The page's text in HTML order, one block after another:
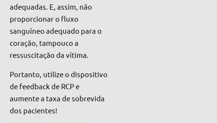
adequadas. E, assim, não
proporcionar o fluxo
sanguíneo adequado para o
coração, tampouco a
ressuscitação da vítima.
Portanto, utilize o dispositivo
de feedback de RCP e
aumente a taxa de sobrevida
dos pacientes!